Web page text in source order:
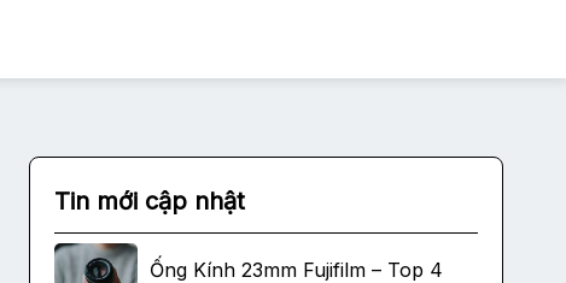
Tin mới cập nhật
Ống Kính 23mm Fujifilm – Top 4